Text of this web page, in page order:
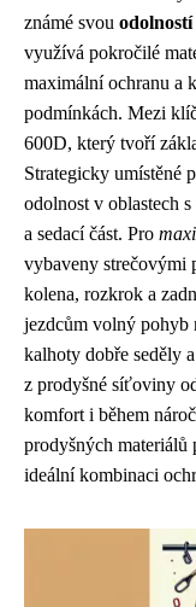
známé svou odolností
využívá pokročilé
maximální ochranu a
podmínkách. Mezi
600D, který tvoří
Strategicky umístěné
odolnost v oblastech
a sedací část. Pro
vybaveny strečovými
kolena, rozkrok a
jezdcům volný pohyb
kalhoty dobře seděly
z prodyšné síťoviny
komfort i během
prodyšných
ideální kombinaci